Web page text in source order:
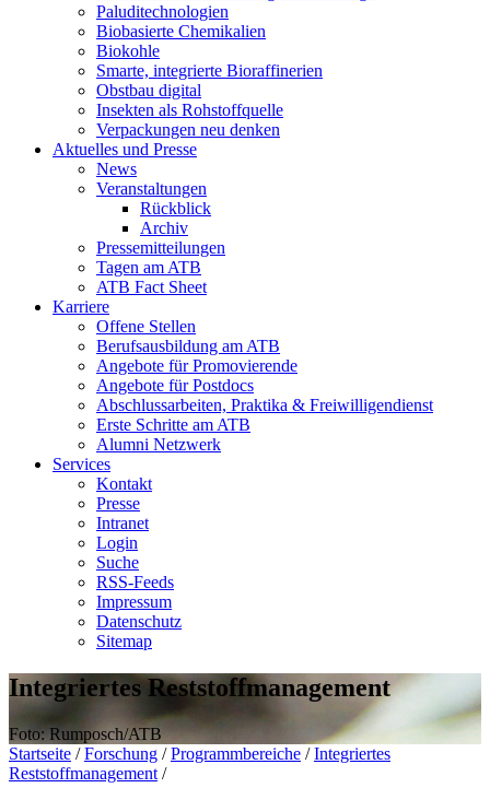
Paluditechnologien
Biobasierte Chemikalien
Biokohle
Smarte, integrierte Bioraffinerien
Obstbau digital
Insekten als Rohstoffquelle
Verpackungen neu denken
Aktuelles und Presse
News
Veranstaltungen
Rückblick
Archiv
Pressemitteilungen
Tagen am ATB
ATB Fact Sheet
Karriere
Offene Stellen
Berufsausbildung am ATB
Angebote für Promovierende
Angebote für Postdocs
Abschlussarbeiten, Praktika & Freiwilligendienst
Erste Schritte am ATB
Alumni Netzwerk
Services
Kontakt
Presse
Intranet
Login
Suche
RSS-Feeds
Impressum
Datenschutz
Sitemap
Integriertes Reststoffmanagement
Foto: Rumposch/ATB
Startseite / Forschung / Programmbereiche / Integriertes
Reststoffmanagement /